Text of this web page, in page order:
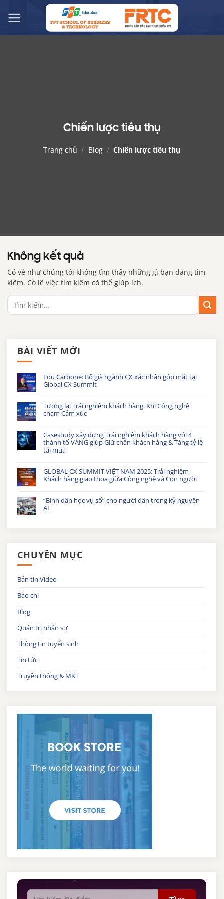
đến
dung
Chiến lược tiêu thụ
Trang chủ / Blog / Chiến lược tiêu thụ
Không kết quả
Có vẻ như chúng tôi không tìm thấy những gì bạn đang tìm
kiếm. Có lẽ việc tìm kiếm có thể giúp ích.
BÀI VIẾT MỚI
Lou Carbone: Bố già ngành CX xác nhận góp mặt tại
Global CX Summit
Tương lai Trải nghiệm khách hàng: Khi Công nghệ
chạm Cảm xúc
Casestudy xây dựng Trải nghiệm khách hàng với 4
thành tố VÀNG giúp Giữ chân khách hàng & Tăng tỷ lệ
tái mua
GLOBAL CX SUMMIT VIỆT NAM 2025: Trải nghiệm
Khách hàng giao thoa giữa Công nghệ và Con người
“Bình dân học vụ số” cho người dân trong kỷ nguyên
AI
CHUYÊN MỤC
Bản tin Video
Báo chí
Blog
Quản trị nhân sự
Thông tin tuyển sinh
Tin tức
Truyền thông & MKT